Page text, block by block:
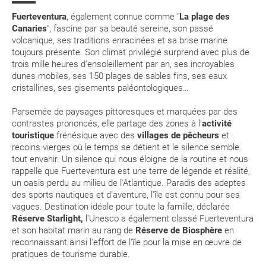
Fuerteventura, également connue comme "La plage des
Canaries", fascine par sa beauté sereine, son passé
volcanique, ses traditions enracinées et sa brise marine
toujours présente. Son climat privilégié surprend avec plus de
trois mille heures d'ensoleillement par an, ses incroyables
dunes mobiles, ses 150 plages de sables fins, ses eaux
cristallines, ses gisements paléontologiques…
Parsemée de paysages pittoresques et marquées par des
contrastes prononcés, elle partage des zones à l'activité
touristique frénésique avec des villages de pêcheurs et
recoins vierges où le temps se détient et le silence semble
tout envahir. Un silence qui nous éloigne de la routine et nous
rappelle que Fuerteventura est une terre de légende et réalité,
un oasis perdu au milieu de l'Atlantique. Paradis des adeptes
des sports nautiques et d'aventure, l'île est connu pour ses
vagues. Destination idéale pour toute la famille, déclarée
Réserve Starlight, l'Unesco a également classé Fuerteventura
et son habitat marin au rang de Réserve de Biosphère en
reconnaissant ainsi l'effort de l'île pour la mise en œuvre de
pratiques de tourisme durable.
L'été, avec des températures élevées, il est recommandé
de boire régulièrement et d'éviter de sortir aux heures les
plus chaudes.
L'intérieur de l'île est idéal pour les randonnées. Si vous
vous aventurez dans les zones montagneuses, pensez à
bien vous chausser.
Au printemps, Fuerteventura est particulièrement
agréable. Sillonez l'île à vélo !
N'oubliez pas votre maillot de bain ! À Fuerteventura, vous
pourrez vous baigner même en plein hiver.
JAN
20.2 °C
14.2 °C
FÉV
20.6 °C
14.4 °C
MAR
21.6 °C
14.8 °C
AVR
22.3 °C
15.3 °C
Assistance sanitaire
Pour l'hôtel et la voiture, merci d'imprimer les bons d'échange joints au
mail de confirmation que vous aurez reçu. Si vous n'avez plus le mail,
vous pouvez également retrouver ces documents et les télécharger
dans la rubrique"Mes reservations".
MODIFICATION ou ANNULATION : Puis-je annuler
ou modifier ma réservation de voyage ? Y-a-t'il des
frais à payer pour annuler/modifier ?
Combien de temps avant le départ du vol doit-on
être à l'aéroport ?
RÉSERVER : comment puis-je réserver un séjour sur
logitravel.fr ?
Au moment de confirmer la réservation, l'une des
prestations apparaît "en attente de confirmation".
Comment savoir si mon voyage sera confirmé?
Comment puis-je savoir s'il reste des places